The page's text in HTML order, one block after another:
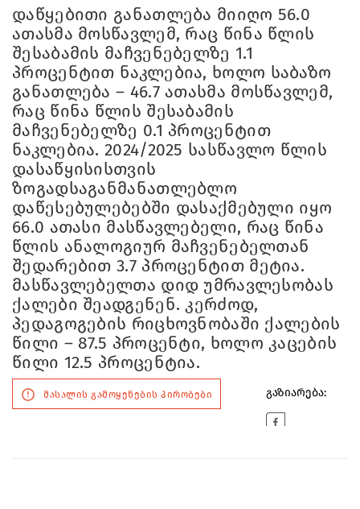
დაწყებითი განათლება მიიღო 56.0
ათასმა მოსწავლემ, რაც წინა წლის
შესაბამის მაჩვენებელზე 1.1
პროცენტით ნაკლებია, ხოლო საბაზო
განათლება – 46.7 ათასმა მოსწავლემ,
რაც წინა წლის შესაბამის
მაჩვენებელზე 0.1 პროცენტით
ნაკლებია. 2024/2025 სასწავლო წლის
დასაწყისისთვის
ზოგადსაგანმანათლებლო
დაწესებულებებში დასაქმებული იყო
66.0 ათასი მასწავლებელი, რაც წინა
წლის ანალოგიურ მაჩვენებელთან
შედარებით 3.7 პროცენტით მეტია.
მასწავლებელთა დიდ უმრავლესობას
ქალები შეადგენენ. კერძოდ,
პედაგოგების რიცხოვნობაში ქალების
წილი – 87.5 პროცენტი, ხოლო კაცების
წილი 12.5 პროცენტია.
მასალის გამოყენების პირობები გაზიარება: